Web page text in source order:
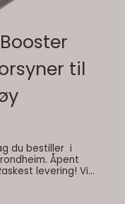
til
Åpent
Stavanger,